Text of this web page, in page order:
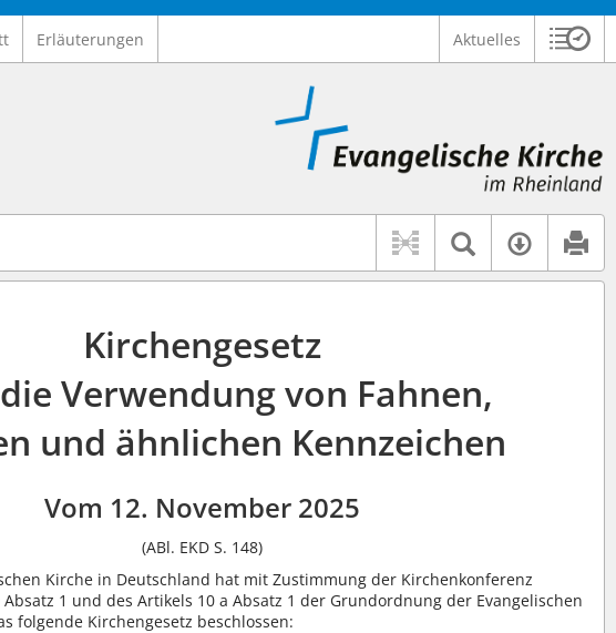
Erläuterungen Aktuelles
Bsp. Pfarrer*, findet auch: "Pfarrerinitiative" oder "Pfarrerausschuss".
Logo Ev. Kirche im Rheinland
Textsuche
Kirchengesetz
Verwendung von Fahnen,
und ähnlichen Kennzeichen
Vom 12. November 2025
(ABl. EKD S. 148)
Kirche in Deutschland hat mit Zustimmung der Kirchenkonferenz
1 und des Artikels 10 a Absatz 1 der Grundordnung der Evangelischen
folgende Kirchengesetz beschlossen: